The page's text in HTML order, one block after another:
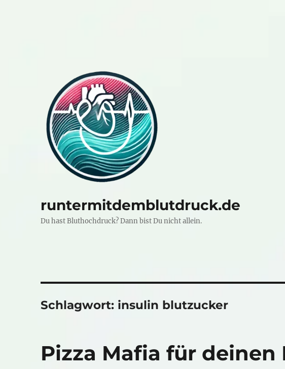
runtermitdemblutdruck.de
Du hast Bluthochdruck? Dann bist Du nicht allein.
Schlagwort: insulin blutzucker
Pizza Mafia für